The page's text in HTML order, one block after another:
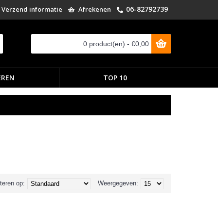
Verzend informatie Afrekenen 06-82792739
0 product(en) - €0,00
TOP 10
Weergegeven:
op: